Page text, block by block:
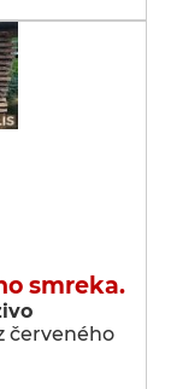
smreka.
červeného